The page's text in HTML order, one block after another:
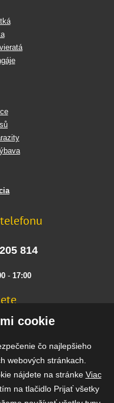
814
- 17:00
cookie
čo najlepšieho
webových stránkach.
nájdete na stránke Viac
na tlačidlo Prijať všetky